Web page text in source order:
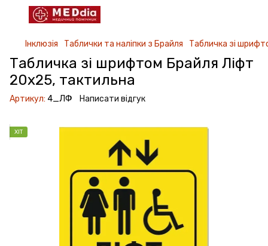
Інклюзія Таблички та наліпки з Брайля Табличка зі
Табличка зі шрифтом Брайля Ліфт
20х25, тактильна
Артикул: 4_ЛФ Написати відгук
ХІТ